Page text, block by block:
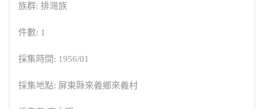
族群: 排灣族
件數: 1
採集時間: 1956/01
採集地點: 屏東縣來義鄉來義村